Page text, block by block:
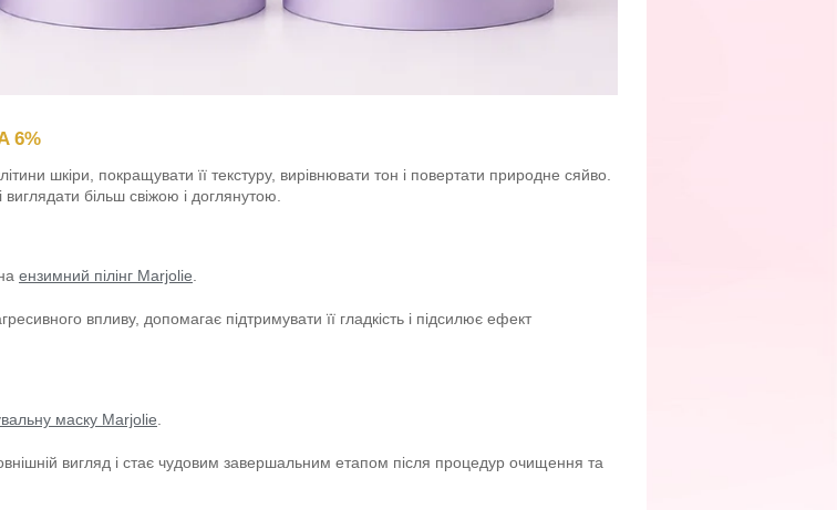
6%
шкіри, покращувати її текстуру, вирівнювати тон і повертати природне сяйво.
більш свіжою і доглянутою.
ензимний пілінг Marjolie
впливу, допомагає підтримувати її гладкість і підсилює ефект
маску Marjolie
вигляд і стає чудовим завершальним етапом після процедур очищення та